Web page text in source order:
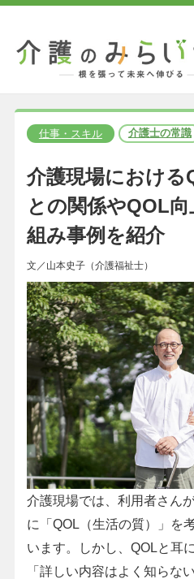
仕事・スキル 介護士の常識
介護現場における
との関係やQOL
組み事例を紹介
文／山本史子（介護福祉士）
介護現場では、利用者さん
に「QOL（生活の質）」を
います。しかし、QOLと耳
「詳しい内容はよく知らな